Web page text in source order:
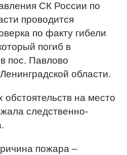
СК России по
проводится
по факту гибели
погиб в
пос. Павлово
области.
на место
следственно-
пожара –